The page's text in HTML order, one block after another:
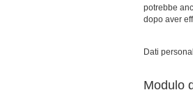
potrebbe
dopo aver
Dati
Modulo